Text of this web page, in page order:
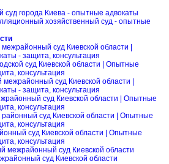
суд города Киева - опытные адвокаты
хозяйственный суд - опытные
межрайонный суд Киевской области |
- защита, консультация
суд Киевской области | Опытные
консультация
межрайонный суд Киевской области |
- защита, консультация
суд Киевской области | Опытные
консультация
суд Киевской области | Опытные
консультация
суд Киевской области | Опытные
консультация
межрайонный суд Киевской области
суд Киевской области